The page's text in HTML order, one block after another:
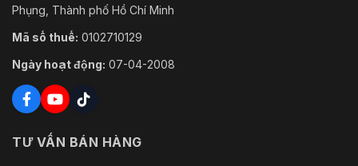
Phụng, Thành phố Hồ Chí Minh
Mã số thuế: 0102710129
Ngày hoạt động: 07-04-2008
TƯ VẤN BÁN HÀNG